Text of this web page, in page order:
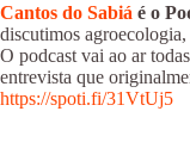
Cantos do Sabiá é o
discutimos
O podcast vai ao ar
entrevista que
https://spoti.fi/31VtUj5